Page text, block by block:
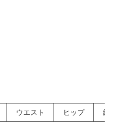
ウエスト ヒップ 総丈